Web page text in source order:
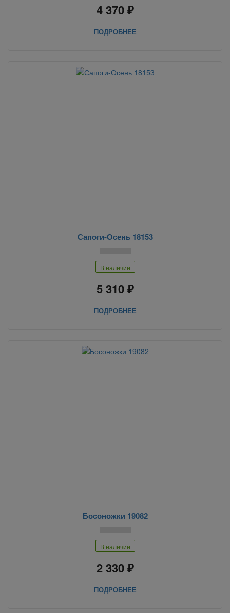
4 370 ₽
ПОДРОБНЕЕ
Сапоги-Осень 18153
В наличии
5 310 ₽
ПОДРОБНЕЕ
Босоножки 19082
В наличии
2 330 ₽
ПОДРОБНЕЕ